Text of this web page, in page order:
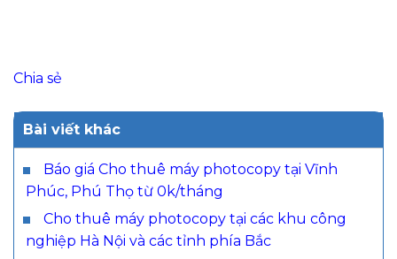
Chia sẻ
Bài viết khác
Báo giá Cho thuê máy photocopy tại Vĩnh
Phúc, Phú Thọ từ 0k/tháng
Cho thuê máy photocopy tại các khu công
nghiệp Hà Nội và các tỉnh phía Bắc